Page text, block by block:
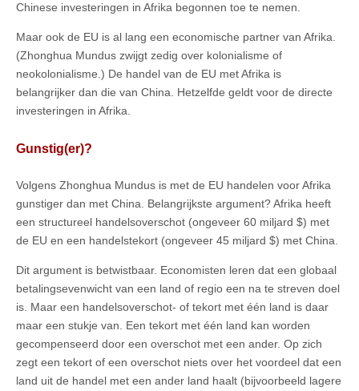
Chinese investeringen in Afrika begonnen toe te nemen.
Maar ook de EU is al lang een economische partner van Afrika.
(Zhonghua Mundus zwijgt zedig over kolonialisme of
neokolonialisme.) De handel van de EU met Afrika is
belangrijker dan die van China. Hetzelfde geldt voor de directe
investeringen in Afrika.
Gunstig(er)?
Volgens Zhonghua Mundus is met de EU handelen voor Afrika
gunstiger dan met China. Belangrijkste argument? Afrika heeft
een structureel handelsoverschot (ongeveer 60 miljard $) met
de EU en een handelstekort (ongeveer 45 miljard $) met China.
Dit argument is betwistbaar. Economisten leren dat een globaal
betalingsevenwicht van een land of regio een na te streven doel
is. Maar een handelsoverschot- of tekort met één land is daar
maar een stukje van. Een tekort met één land kan worden
gecompenseerd door een overschot met een ander. Op zich
zegt een tekort of een overschot niets over het voordeel dat een
land uit de handel met een ander land haalt (bijvoorbeeld lagere